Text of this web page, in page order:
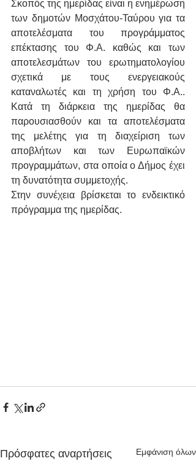
Σκοπός της ημερίδας είναι η ενημέρωση
των δημοτών Μοσχάτου-Ταύρου για τα
αποτελέσματα του προγράμματος
επέκτασης του Φ.Α. καθώς και των
αποτελεσμάτων του ερωτηματολογίου
σχετικά με τους ενεργειακούς
καταναλωτές και τη χρήση του Φ.Α..
Κατά τη διάρκεια της ημερίδας θα
παρουσιασθούν και τα αποτελέσματα
της μελέτης για τη διαχείριση των
αποβλήτων και των Ευρωπαϊκών
προγραμμάτων, στα οποία ο Δήμος έχει
τη δυνατότητα συμμετοχής.
Στην συνέχεια βρίσκεται το ενδεικτικό
πρόγραμμα της ημερίδας.
Πρόσφατες αναρτήσεις Εμφάνιση όλων